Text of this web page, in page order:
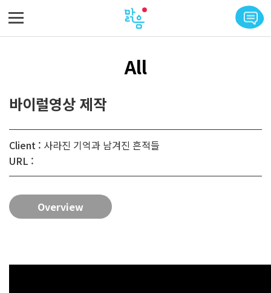
All
바이럴영상 제작
Client : 사라진 기억과 남겨진 흔적들
URL :
Overview